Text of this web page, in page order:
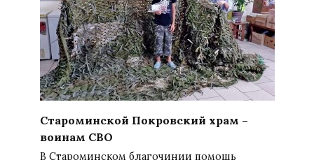
Староминской Покровский храм –
воинам СВО
В Староминском благочинии помощь